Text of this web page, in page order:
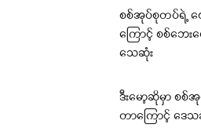
စစ်အုပ်စုတပ်ရဲ့
ကြောင့် စစ်ဘေး
သေဆုံး
ဒီးမော့ဆိုမှာ စစ်
တာကြောင့် ဒေ